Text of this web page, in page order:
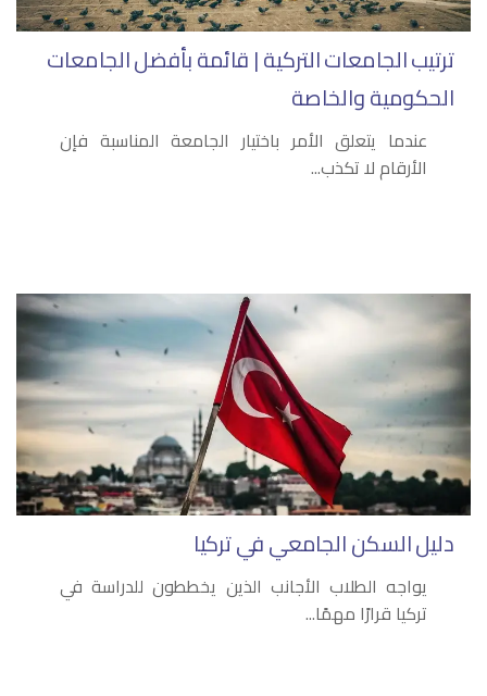
ترتيب الجامعات التركية | قائمة بأفضل الجامعات
الحكومية والخاصة
عندما يتعلق الأمر باختيار الجامعة المناسبة فإن
الأرقام لا تكذب...
دليل السكن الجامعي في تركيا
يواجه الطلاب الأجانب الذين يخططون للدراسة في
تركيا قرارًا مهمًا...